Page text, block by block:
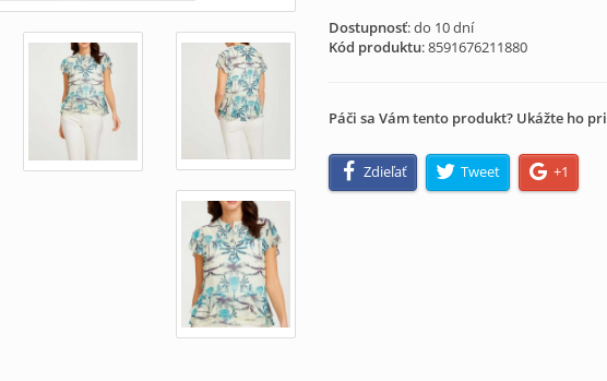
Dostupnosť: do 10 dní
Kód produktu:8591676211880
Páči sa Vám tento produkt? Ukážte ho
Zdieľať Tweet +1